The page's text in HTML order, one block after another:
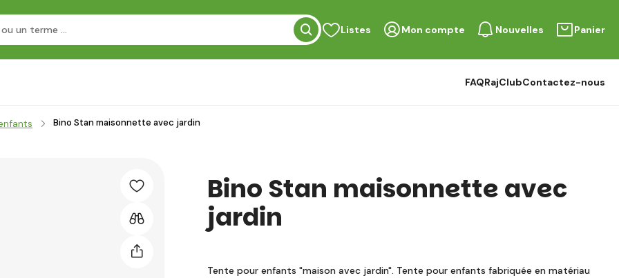
Listes Mon compte Nouvelles Panier
FAQRajClubContactez-nous
Bino Stan maisonnette avec jardin
Bino Stan maisonnette avec
jardin
Tente pour enfants "maison avec jardin". Tente pour enfants fabriquée en matériau